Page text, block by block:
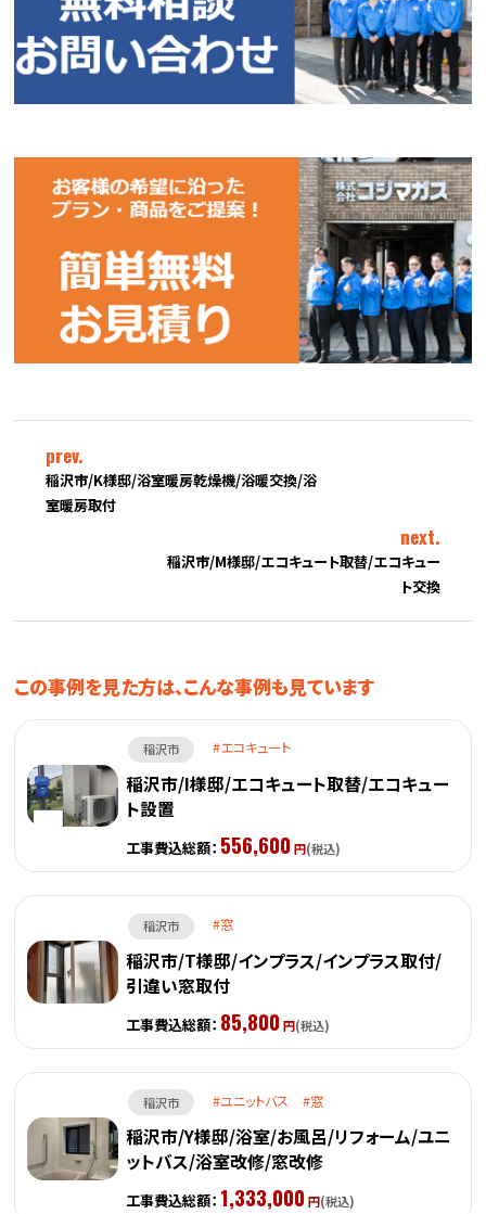
prev.
稲沢市/K様邸/浴室暖房乾燥機/浴暖交換/浴
室暖房取付
next.
稲沢市/M様邸/エコキュート取替/エコキュー
ト交換
この事例を見た方は、こんな事例も見ています
稲沢市 エコキュート
稲沢市/I様邸/エコキュート取替/エコキュー
ト設置
工事費込総額： 556,600 円(税込)
稲沢市 窓
稲沢市/T様邸/インプラス/インプラス取付/
引違い窓取付
工事費込総額： 85,800 円(税込)
稲沢市 ユニットバス 窓
稲沢市/Y様邸/浴室/お風呂/リフォーム/ユニ
ットバス/浴室改修/窓改修
工事費込総額： 1,333,000 円(税込)